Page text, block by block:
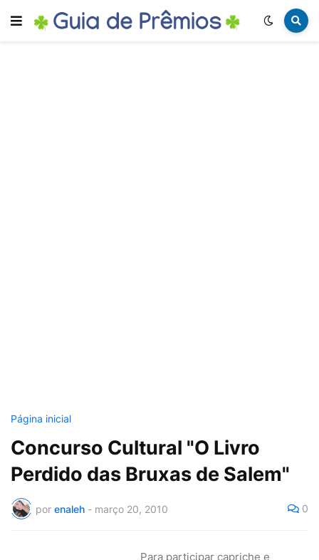
Página inicial
Concurso Cultural "O Livro
Perdido das Bruxas de Salem"
por enaleh - março 20, 2010 0
Para participar capriche e